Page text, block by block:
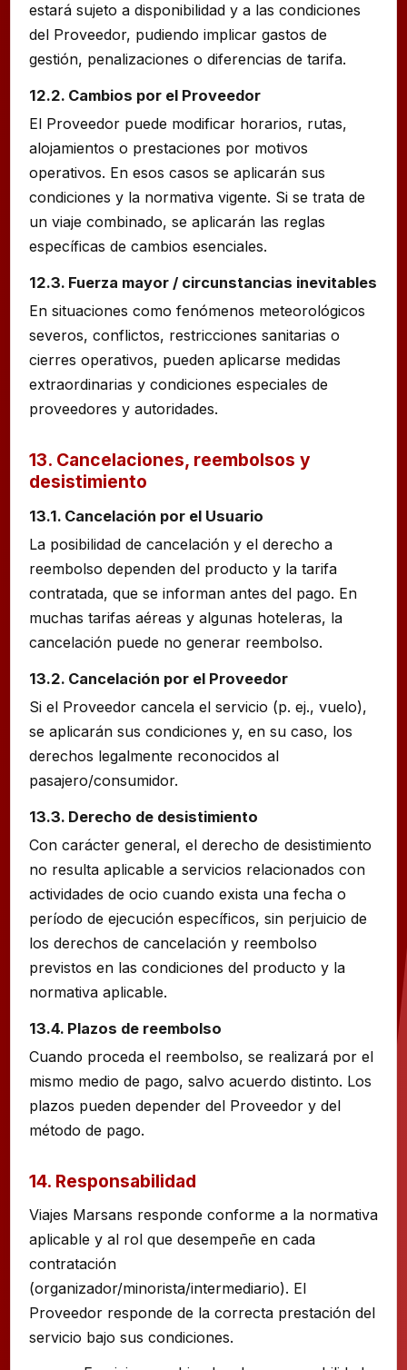
estará sujeto a disponibilidad y a las condiciones
del Proveedor, pudiendo implicar gastos de
gestión, penalizaciones o diferencias de tarifa.
12.2. Cambios por el Proveedor
El Proveedor puede modificar horarios, rutas,
alojamientos o prestaciones por motivos
operativos. En esos casos se aplicarán sus
condiciones y la normativa vigente. Si se trata de
un viaje combinado, se aplicarán las reglas
específicas de cambios esenciales.
12.3. Fuerza mayor / circunstancias inevitables
En situaciones como fenómenos meteorológicos
severos, conflictos, restricciones sanitarias o
cierres operativos, pueden aplicarse medidas
extraordinarias y condiciones especiales de
proveedores y autoridades.
13. Cancelaciones, reembolsos y
desistimiento
13.1. Cancelación por el Usuario
La posibilidad de cancelación y el derecho a
reembolso dependen del producto y la tarifa
contratada, que se informan antes del pago. En
muchas tarifas aéreas y algunas hoteleras, la
cancelación puede no generar reembolso.
13.2. Cancelación por el Proveedor
Si el Proveedor cancela el servicio (p. ej., vuelo),
se aplicarán sus condiciones y, en su caso, los
derechos legalmente reconocidos al
pasajero/consumidor.
13.3. Derecho de desistimiento
Con carácter general, el derecho de desistimiento
no resulta aplicable a servicios relacionados con
actividades de ocio cuando exista una fecha o
período de ejecución específicos, sin perjuicio de
los derechos de cancelación y reembolso
previstos en las condiciones del producto y la
normativa aplicable.
13.4. Plazos de reembolso
Cuando proceda el reembolso, se realizará por el
mismo medio de pago, salvo acuerdo distinto. Los
plazos pueden depender del Proveedor y del
método de pago.
14. Responsabilidad
Viajes Marsans responde conforme a la normativa
aplicable y al rol que desempeñe en cada
contratación
(organizador/minorista/intermediario). El
Proveedor responde de la correcta prestación del
servicio bajo sus condiciones.